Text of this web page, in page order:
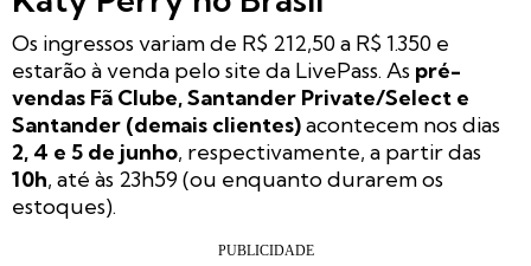
Os ingressos variam de R$ 212,50 a R$ 1.350 e
estarão à venda pelo site da LivePass. As pré-
vendas Fã Clube, Santander Private/Select e
Santander (demais clientes)acontecem nos dias
2, 4 e 5 de junho, respectivamente, a partir das
10h, até às 23h59 (ou enquanto durarem os
estoques).